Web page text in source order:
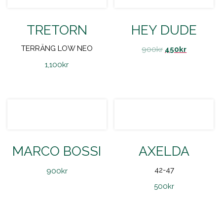
TRETORN
TERRÄNG LOW NEO
1,100kr
HEY DUDE
900kr 450kr
MARCO BOSSI
900kr
AXELDA
42-47
500kr